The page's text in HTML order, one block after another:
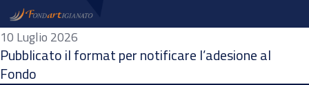
10 Luglio 2026
Pubblicato il format per notificare l’adesione al
Fondo